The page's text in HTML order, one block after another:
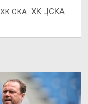
ХК СКА ХК ЦСКА